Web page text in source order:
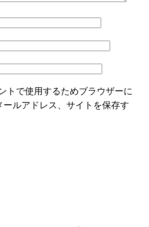
トで使用するためブラウザーに
ールアドレス、サイトを保存す